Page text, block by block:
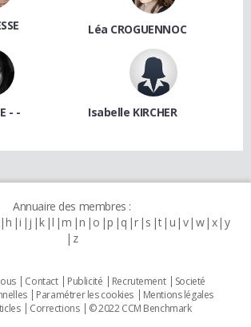
Léa CROGUENNOC
- -
Isabelle KIRCHER
Annuaire des membres :
h i j k l m n o p q r s t u v w x y
z
Contact Publicité Recrutement
Societé
Paramétrer les cookies
Mentions légales
Corrections © 2022 CCM Benchmark